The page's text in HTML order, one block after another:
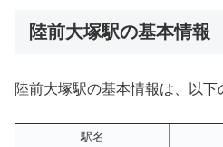
陸前大塚駅の基本情報
陸前大塚駅の基本情報は、以下
駅名